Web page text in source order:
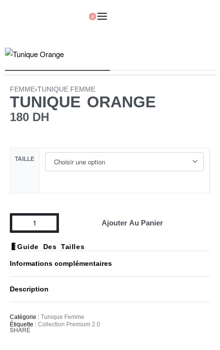
0
FEMME›TUNIQUE FEMME
TUNIQUE ORANGE
180 DH
TAILLE
Ajouter Au Panier
Guide Des Tailles
Informations complémentaires
Description
Catégorie : Tunique Femme
Étiquette : Collection Premium 2.0
SHARE